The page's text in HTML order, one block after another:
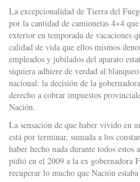
La excepcionalidad de Tierra del
por la cantidad de camionetas 4×4
exterior en temporada de vacaciones
calidad de vida que ellos mismos
empleados y jubilados del aparato
siquiera adhiere de verdad al
nacional: la decisión de la
derecho a cobrar impuestos
Nación.
La sensación de que haber vivido en
está por terminar, sumada a los
haber hecho nada durante todos
pidió en el 2009 a la ex gobernadora
recuperar lo mucho que Nación